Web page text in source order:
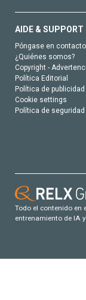
AIDE & SUPPORT
Póngase en
¿Quiénes somos?
Copyright -
Política Editorial
Política de publicidad
Cookie settings
Política de seguridad
Todo el contenido en
entrenamiento de IA